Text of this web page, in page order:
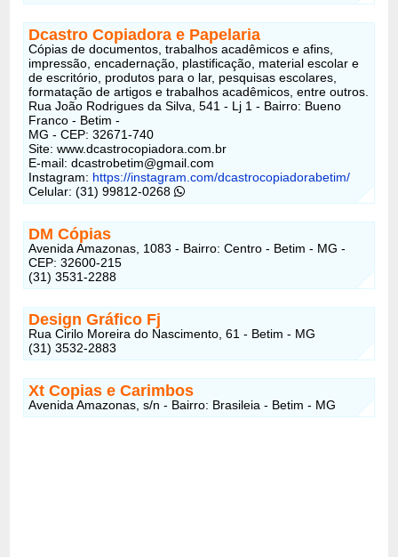
Dcastro Copiadora e Papelaria
Cópias de documentos, trabalhos acadêmicos e afins,
impressão, encadernação, plastificação, material escolar e
de escritório, produtos para o lar, pesquisas escolares,
formatação de artigos e trabalhos acadêmicos, entre outros.
Rua João Rodrigues da Silva, 541 - Lj 1 - Bairro: Bueno
Franco - Betim -
MG - CEP: 32671-740
Site: www.dcastrocopiadora.com.br
E-mail:dcastrobetim@gmail.com
Instagram: https://instagram.com/dcastrocopiadorabetim/
Celular: (31) 99812-0268
DM Cópias
Avenida Amazonas, 1083 - Bairro: Centro - Betim - MG -
CEP: 32600-215
(31) 3531-2288
Design Gráfico Fj
Rua Cirilo Moreira do Nascimento, 61 - Betim - MG
(31) 3532-2883
Xt Copias e Carimbos
Avenida Amazonas, s/n - Bairro: Brasileia - Betim - MG